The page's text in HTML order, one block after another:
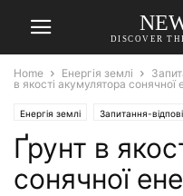
DISCOVER
Home Енергія землі
в якості акумулятора сонячної
Енергія землі Запитання-
Ґрунт в
сонячної